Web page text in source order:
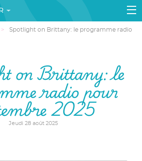
Spotlight on Brittany: le programme radio
on Brittany: le
radio pour
2025
Jeudi 28 août 2025